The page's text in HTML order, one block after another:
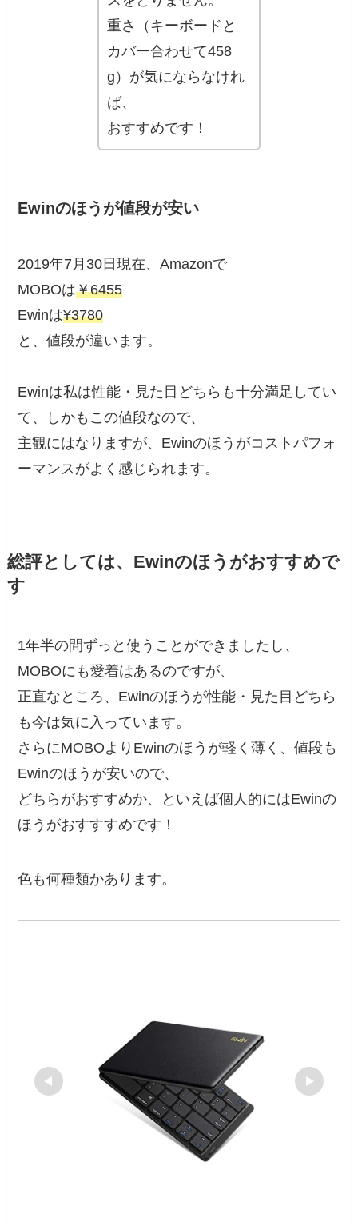
重さ（キーボードと
カバー合わせて458
g）が気にならなけれ
ば、
おすすめです！
Ewinのほうが値段が安い
2019年7月30日現在、Amazonで
MOBOは￥6455
Ewinは¥3780
と、値段が違います。
Ewinは私は性能・見た目どちらも十分満足してい
て、しかもこの値段なので、
主観にはなりますが、Ewinのほうがコストパフォ
ーマンスがよく感じられます。
総評としては、Ewinのほうがおすすめで
す
1年半の間ずっと使うことができましたし、
MOBOにも愛着はあるのですが、
正直なところ、Ewinのほうが性能・見た目どちら
も今は気に入っています。
さらにMOBOよりEwinのほうが軽く薄く、値段も
Ewinのほうが安いので、
どちらがおすすめか、といえば個人的にはEwinの
ほうがおすすすめです！
色も何種類かあります。